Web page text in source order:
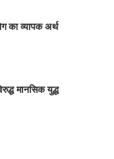
का व्यापक अर्थ
मानसिक युद्ध